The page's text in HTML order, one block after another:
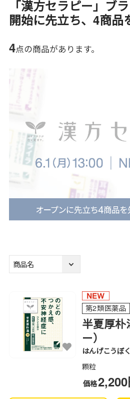
「漢方セラピー」ブ
開始に先立ち、4商品
4点の商品があります。
第2類医薬品
半夏厚朴
ー）
はんげこうぼ
顆粒
価格